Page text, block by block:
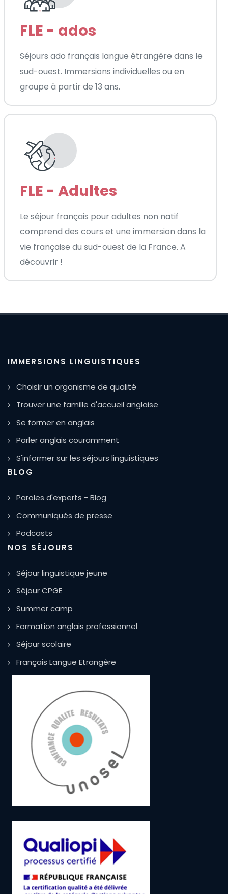
FLE - ados
Séjours ado français langue étrangère dans le
sud-ouest. Immersions individuelles ou en
groupe à partir de 13 ans.
FLE - Adultes
Le séjour français pour adultes non natif
comprend des cours et une immersion dans la
vie française du sud-ouest de la France. A
découvrir !
IMMERSIONS LINGUISTIQUES
Choisir un organisme de qualité
Trouver une famille d'accueil anglaise
Se former en anglais
Parler anglais couramment
S'informer sur les séjours linguistiques
BLOG
Paroles d'experts - Blog
Communiqués de presse
Podcasts
NOS SÉJOURS
Séjour linguistique jeune
Séjour CPGE
Summer camp
Formation anglais professionnel
Séjour scolaire
Français Langue Etrangère